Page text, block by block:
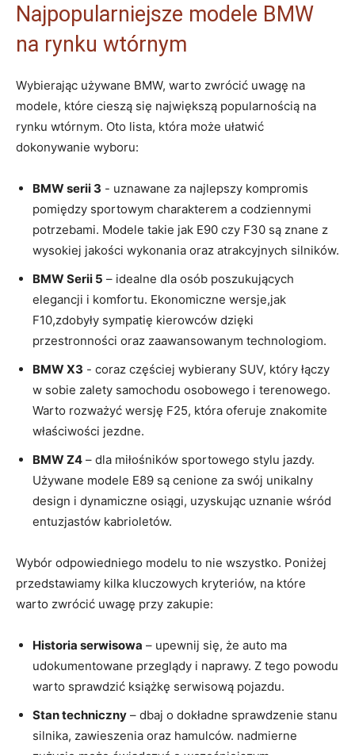
Najpopularniejsze ⁢modele BMW
na rynku wtórnym
Wybierając używane⁣ BMW, warto zwrócić uwagę⁣ na
modele, ⁤które cieszą się największą popularnością na
rynku‌ wtórnym. ⁣Oto lista, która może‍ ułatwić
dokonywanie wyboru:
BMW serii 3 ⁤- uznawane za najlepszy ‌kompromis
pomiędzy sportowym charakterem a codziennymi⁤
potrzebami. Modele takie jak E90 ⁤czy⁣ F30 są ⁤znane⁣ z
wysokiej​ jakości wykonania oraz atrakcyjnych silników.
BMW Serii 5 – idealne dla osób poszukujących
elegancji i komfortu. Ekonomiczne ‍wersje,jak⁤
F10,zdobyły sympatię ‍kierowców ​dzięki
⁤przestronności oraz zaawansowanym technologiom.
BMW X3 ⁤- ‌coraz​ częściej wybierany SUV,⁤ który łączy
w sobie zalety ⁣samochodu ‍osobowego i terenowego.
Warto rozważyć wersję F25, która oferuje znakomite
właściwości jezdne.
BMW Z4 – dla miłośników sportowego stylu jazdy.
Używane modele‌ E89 są cenione ⁣za​ swój unikalny
design ⁣i⁣ dynamiczne osiągi, uzyskując uznanie wśród
‌entuzjastów kabrioletów.
Wybór odpowiedniego modelu​ to nie ⁣wszystko. Poniżej
przedstawiamy kilka kluczowych⁤ kryteriów, ‍na⁤ które
warto zwrócić uwagę przy zakupie:
Historia ⁤serwisowa – upewnij się, że‍ auto ma
udokumentowane przeglądy‌ i​ naprawy. Z tego powodu
warto sprawdzić książkę serwisową pojazdu.
Stan techniczny – dbaj o dokładne⁢ sprawdzenie stanu
silnika, zawieszenia oraz hamulców. nadmierne